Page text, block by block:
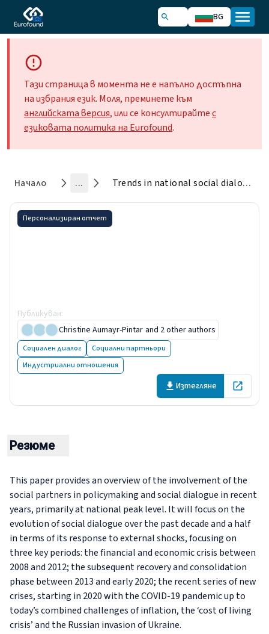
BG
Тази страница в момента не е напълно достъпна
на избрания език. Моля, преминете към
английската версия, или се консултирайтес
езиковата политика на Eurofound.
Начало ... Trends in national social dialogue in responding to external shocks or crises: Background paper
Персонализиран отчет
Публикуван:
Christine Aumayr-Pintar and 2 other authors
Социален диалог
Социални партньори
Индустриални отношения
Изтегляне Open in
Резюме
This paper provides an overview of the involvement of the
social partners in policymaking and social dialogue in recent
years, primarily at national peak level. It will focus on the
evolution of social dialogue over the past decade and a half
in terms of its response to external shocks, focusing on
three key periods: the financial and economic crisis between
2008 and 2012; the subsequent recovery and consolidation
phase between 2013 and early 2020; the recent series of new
crises, starting in 2020 with the COVID-19 pandemic up to
today’s combined challenges of inflation, the ‘cost of living
crisis’ and the Russian invasion of Ukraine.